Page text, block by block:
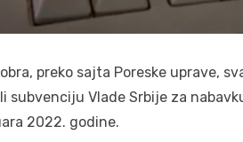
preko sajta Poreske uprave,
subvenciju Vlade Srbije za
2022. godine.